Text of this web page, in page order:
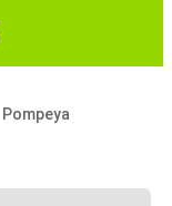
Pompeya